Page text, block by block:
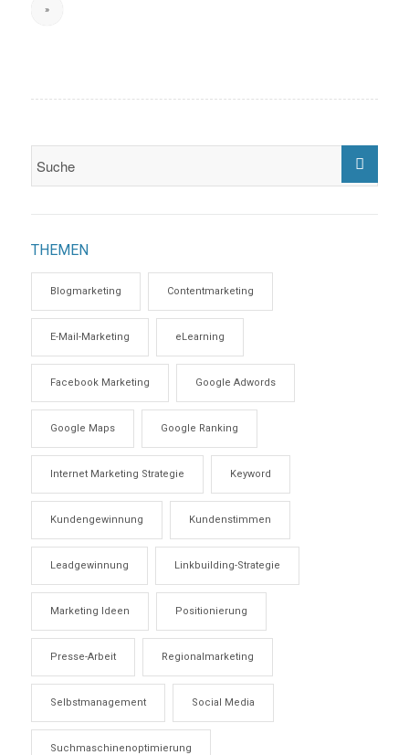
»
THEMEN
Blogmarketing Contentmarketing
E-Mail-Marketing eLearning
Facebook Marketing Google Adwords
Google Maps Google Ranking
Internet Marketing Strategie Keyword
Kundengewinnung Kundenstimmen
Leadgewinnung Linkbuilding-Strategie
Marketing Ideen Positionierung
Presse-Arbeit Regionalmarketing
Selbstmanagement Social Media
Suchmaschinenoptimierung